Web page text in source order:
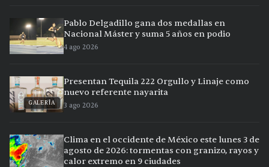
Pablo Delgadillo gana dos medallas en
Nacional Máster y suma 5 años en podio
4 ago 2026
GALERÍA
Presentan Tequila 222 Orgullo y Linaje como
nuevo referente nayarita
3 ago 2026
Clima en el occidente de México este lunes 3 de
agosto de 2026: tormentas con granizo, rayos y
calor extremo en 9 ciudades